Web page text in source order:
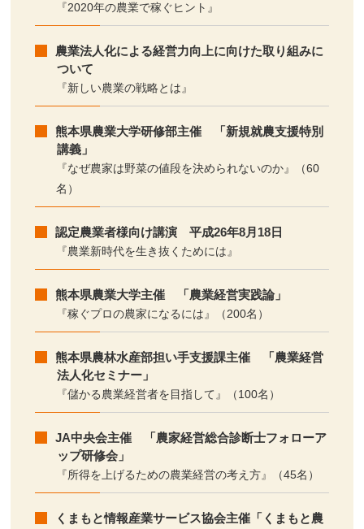
『2020年の農業で稼ぐヒント』
農業法人化による経営力向上に向けた取り組みに
ついて
『新しい農業の戦略とは』
熊本県農業大学研修部主催 「新規就農支援特別
講義」
『なぜ農家は野菜の値段を決められないのか』（60
名）
認定農業者様向け講演 平成26年8月18日
『農業新時代を生き抜くためには』
熊本県農業大学主催 「農業経営実践論」
『稼ぐプロの農家になるには』（200名）
熊本県農林水産部担い手支援課主催 「農業経営
法人化セミナー」
『儲かる農業経営者を目指して』（100名）
JA中央会主催 「農家経営総合診断士フォローア
ップ研修会」
『所得を上げるための農業経営の考え方』（45名）
くまもと情報産業サービス協会主催「くまもと農